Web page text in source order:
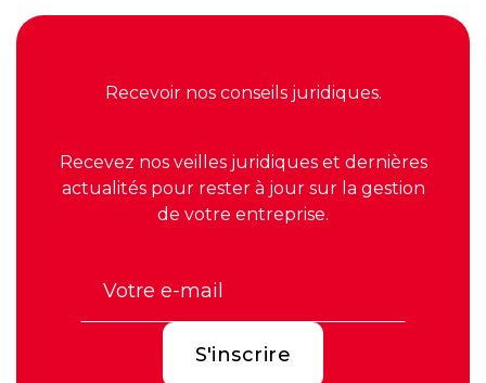
Recevoir nos conseils juridiques.
Recevez nos veilles juridiques et dernières
actualités pour rester à jour sur la gestion
de votre entreprise.